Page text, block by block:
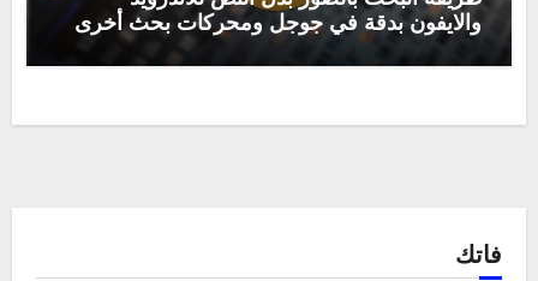
والايفون بدقة في جوجل ومحركات بحث أخرى
فاتك